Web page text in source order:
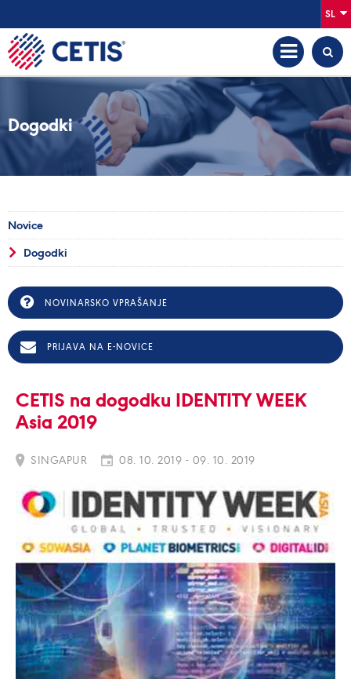
SL
Dogodki
Novice
Dogodki
NOVINARSKO VPRAŠANJE
PRIJAVA NA E-NOVICE
CETIS na dogodku IDENTITY WEEK
Asia 2019
SINGAPUR 08. 10. 2019 - 09. 10. 2019